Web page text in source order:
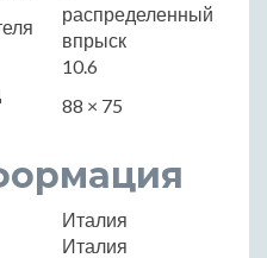
распределенный
впрыск
10.6
88 × 75
Италия
Италия